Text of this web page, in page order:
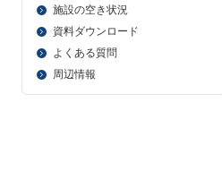
施設の空き状況
資料ダウンロード
よくある質問
周辺情報